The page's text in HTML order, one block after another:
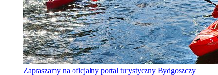
Zapraszamy na oficjalny portal turystyczny Bydgoszczy